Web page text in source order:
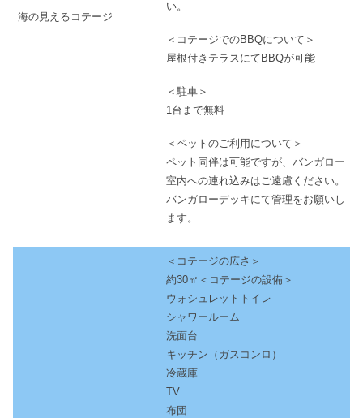
海の見えるコテージ
い。
＜コテージでのBBQについて＞
屋根付きテラスにてBBQが可能
＜駐車＞
1台まで無料
＜ペットのご利用について＞
ペット同伴は可能ですが、バンガロー
室内への連れ込みはご遠慮ください。
バンガローデッキにて管理をお願いし
ます。
＜コテージの広さ＞
約30㎡＜コテージの設備＞
ウォシュレットトイレ
シャワールーム
洗面台
キッチン（ガスコンロ）
冷蔵庫
TV
布団